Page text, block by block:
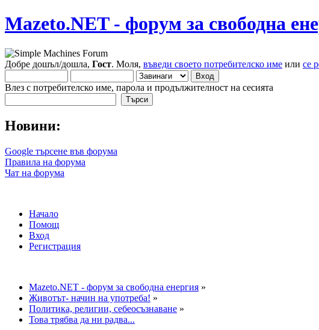
Mazeto.NET - форум за свободна
Добре дошъл/дошла, Гост. Моля, въведи своето потребителско име или се
Влез с потребителско име, парола и продължителност на сесията
Новини:
Google търсене във форума
Правила на форума
Чат на форума
Начало
Помощ
Вход
Регистрация
Mazeto.NET - форум за свободна енергия »
Животът- начин на употреба! »
Политика, религии, себеосъзнаване »
Това трябва да ни радва...